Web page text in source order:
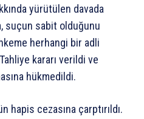
yürütülen davada
suçun sabit olduğunu
herhangi bir adli
kararı verildi ve
hükmedildi.
hapis cezasına çarptırıldı.